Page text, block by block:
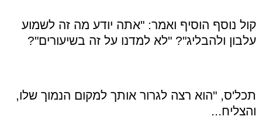
קול נוסף הוסיף ואמר: "אתה יודע מה זה לשמוע
עלבון ולהבליג"? "לא למדנו על זה בשיעורים"?
תכל'ס, "הוא רצה לגרור אותך למקום הנמוך שלו,
והצליח...